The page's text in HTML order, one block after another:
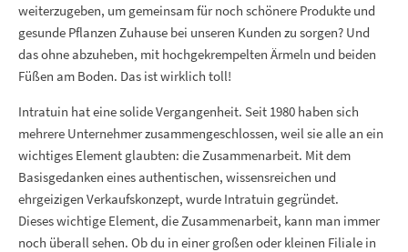
weiterzugeben, um gemeinsam für noch schönere Produkte und
gesunde Pflanzen Zuhause bei unseren Kunden zu sorgen? Und
das ohne abzuheben, mit hochgekrempelten Ärmeln und beiden
Füßen am Boden. Das ist wirklich toll!
Intratuin hat eine solide Vergangenheit. Seit 1980 haben sich
mehrere Unternehmer zusammengeschlossen, weil sie alle an ein
wichtiges Element glaubten: die Zusammenarbeit. Mit dem
Basisgedanken eines authentischen, wissensreichen und
ehrgeizigen Verkaufskonzept, wurde Intratuin gegründet.
Dieses wichtige Element, die Zusammenarbeit, kann man immer
noch überall sehen. Ob du in einer großen oder kleinen Filiale in